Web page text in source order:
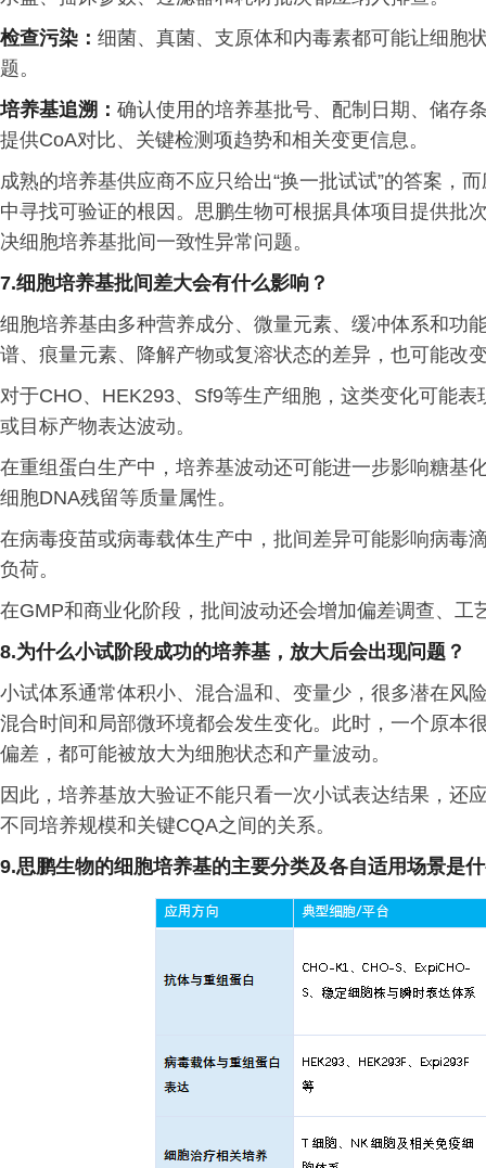
检查污染： 细菌、真菌、支原体和内毒素都可能让细胞
题。
培养基追溯： 确认使用的培养基批号、配制日期、储存
提供CoA对比、关键检测项趋势和相关变更信息。
成熟的培养基供应商不应只给出“换一批试试”的答案，
中寻找可验证的根因。思鹏生物可根据具体项目提供批
决细胞培养基批间一致性异常问题。
7.细胞培养基批间差大会有什么影响？
细胞培养基由多种营养成分、微量元素、缓冲体系和功
谱、痕量元素、降解产物或复溶状态的差异，也可能改
对于CHO、HEK293、Sf9等生产细胞，这类变化可能
或目标产物表达波动。
在重组蛋白生产中，培养基波动还可能进一步影响糖基
细胞DNA残留等质量属性。
在病毒疫苗或病毒载体生产中，批间差异可能影响病毒
负荷。
在GMP和商业化阶段，批间波动还会增加偏差调查、
8.为什么小试阶段成功的培养基，放大后会出现问题？
小试体系通常体积小、混合温和、变量少，很多潜在风
混合时间和局部微环境都会发生变化。此时，一个原本
偏差，都可能被放大为细胞状态和产量波动。
因此，培养基放大验证不能只看一次小试表达结果，还
不同培养规模和关键CQA之间的关系。
9.思鹏生物的细胞培养基的主要分类及各自适用场景是